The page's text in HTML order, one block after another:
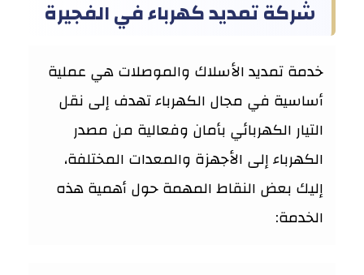
شركة تمديد كهرباء في الفجيرة
خدمة تمديد الأسلاك والموصلات هي عملية
أساسية في مجال الكهرباء تهدف إلى نقل
التيار الكهربائي بأمان وفعالية من مصدر
الكهرباء إلى الأجهزة والمعدات المختلفة،
إليك بعض النقاط المهمة حول أهمية هذه
الخدمة: